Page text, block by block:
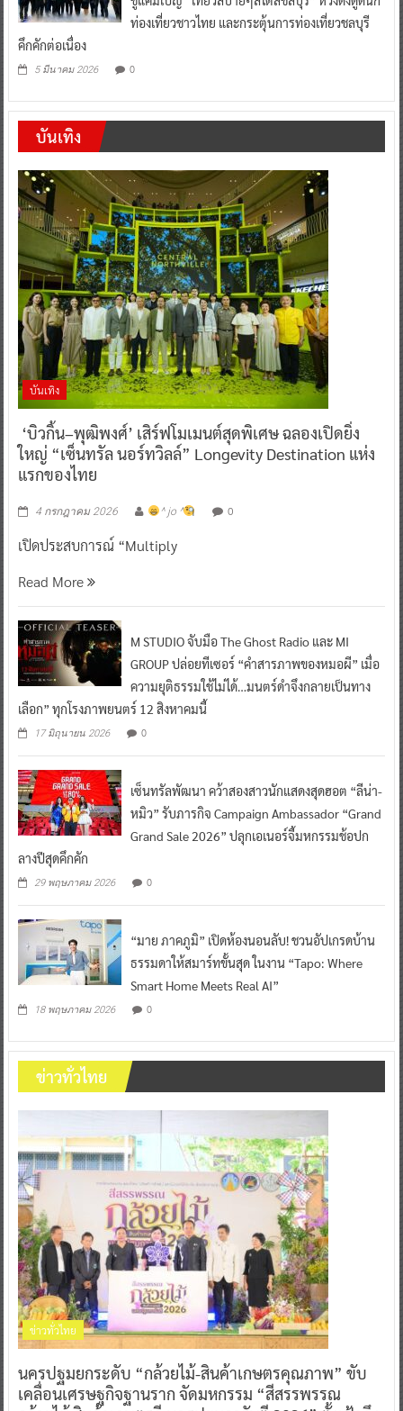
ท่องเที่ยวชาวไทย และกระตุ้นการท่องเที่ยวชลบุรี
คึกคักต่อเนื่อง
5 มีนาคม 2026 0
บันเทิง
บันเทิง
‘บิวกิ้น–พุฒิพงศ์’ เสิร์ฟโมเมนต์สุดพิเศษ ฉลองเปิดยิ่ง
ใหญ่ “เซ็นทรัล นอร์ทวิลล์” Longevity Destination แห่ง
แรกของไทย
4 กรกฎาคม 2026 ^ jo ^ 0
เปิดประสบการณ์ “Multiply
Read More
M STUDIO จับมือ The Ghost Radio และ MI
GROUP ปล่อยทีเซอร์ “คำสารภาพของหมอผี” เมื่อ
ความยุติธรรมใช้ไม่ได้…มนตร์ดำจึงกลายเป็นทาง
เลือก” ทุกโรงภาพยนตร์ 12 สิงหาคมนี้
17 มิถุนายน 2026 0
เซ็นทรัลพัฒนา คว้าสองสาวนักแสดงสุดฮอต “ลีน่า-
หมิว” รับภารกิจ Campaign Ambassador “Grand
Grand Sale 2026” ปลุกเอเนอร์จี้มหกรรมช้อปก
ลางปีสุดคึกคัก
29 พฤษภาคม 2026 0
“มาย ภาคภูมิ” เปิดห้องนอนลับ! ชวนอัปเกรดบ้าน
ธรรมดาให้สมาร์ทขั้นสุด ในงาน “Tapo: Where
Smart Home Meets Real AI”
18 พฤษภาคม 2026 0
ข่าวทั่วไทย
ข่าวทั่วไทย
นครปฐมยกระดับ “กล้วยไม้-สินค้าเกษตรคุณภาพ” ขับ
เคลื่อนเศรษฐกิจฐานราก จัดมหกรรม “สีสรรพรรณ